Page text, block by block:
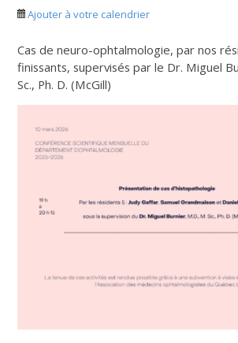
Ajouter à votre calendrier
Cas de neuro-ophtalmologie, par nos
finissants,supervisés par le Dr. Miguel
Sc., Ph. D. (McGill)